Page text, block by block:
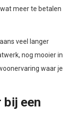
meer te betalen
veel langer
nog mooier in
waar je
bij een